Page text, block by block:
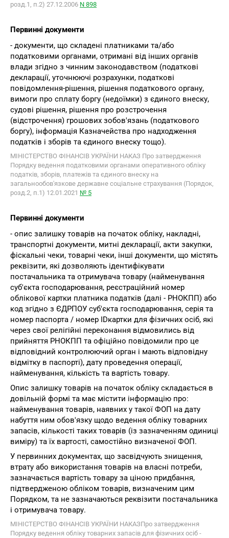
розд.1, п.2) 27.12.2006 N 898
Первинні документи
- документи, що складені платниками та/або
податковими органами, отримані від інших органів
влади згідно з чинним законодавством (податкові
декларації, уточнюючі розрахунки, податкові
повідомлення-рішення, рішення податкового органу,
вимоги про сплату боргу (недоїмки) з єдиного внеску,
судові рішення, рішення про розстрочення
(відстрочення) грошових зобов'язань (податкового
боргу), інформація Казначейства про надходження
податків і зборів та єдиного внеску тощо).
МІНІСТЕРСТВО ФІНАНСІВ УКРАЇНИ НАКАЗ Про затвердження
Порядку ведення податковими органами оперативного обліку
податків, зборів, платежів та єдиного внеску на
загальнообов'язкове державне соціальне страхування (Порядок,
розд.2, п.1) 12.01.2021 № 5
Первинні документи
- опис залишку товарів на початок обліку, накладні,
транспортні документи, митні декларації, акти закупки,
фіскальні чеки, товарні чеки, інші документи, що містять
реквізити, які дозволяють ідентифікувати
постачальника та отримувача товару (найменування
суб'єкта господарювання, реєстраційний номер
облікової картки платника податків (далі - РНОКПП) або
код згідно з ЄДРПОУ суб'єкта господарювання, серія та
номер паспорта / номер IDкартки для фізичних осіб, які
через свої релігійні переконання відмовились від
прийняття РНОКПП та офіційно повідомили про це
відповідний контролюючий орган і мають відповідну
відмітку в паспорті), дату проведення операції,
найменування, кількість та вартість товару.
Опис залишку товарів на початок обліку складається в
довільній формі та має містити інформацію про:
найменування товарів, наявних у такої ФОП на дату
набуття ним обов'язку щодо ведення обліку товарних
запасів, кількості таких товарів (із зазначенням одиниці
виміру) та їх вартості, самостійно визначеної ФОП.
У первинних документах, що засвідчують знищення,
втрату або використання товарів на власні потреби,
зазначається вартість товару за ціною придбання,
підтвердженою обліком товарів, визначеним цим
Порядком, та не зазначаються реквізити постачальника
і отримувача товару.
МІНІСТЕРСТВО ФІНАНСІВ УКРАЇНИ НАКАЗПро затвердження
Порядку ведення обліку товарних запасів для фізичних осіб -